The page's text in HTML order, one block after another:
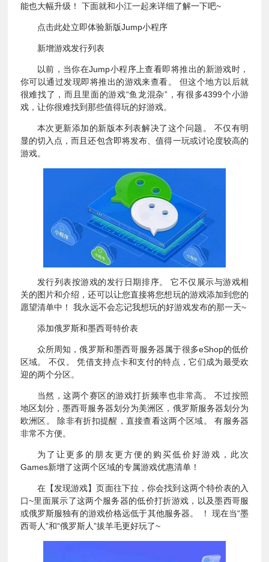
能也大幅升级！ 下面就和小江一起来详细了解一下吧~
点击此处立即体验新版Jump小程序
新增游戏发行列表
以前，当你在Jump小程序上查看即将推出的新游戏时，
你可以通过发现即将推出的游戏来查看。 但这个地方以后就
很难找了，而且里面的游戏“鱼龙混杂”，有很多4399个小游
戏，让你很难找到那些值得玩的好游戏。
本次更新添加的新版本列表解决了这个问题。 不仅有明
显的切入点，而且还包含即将发布、值得一玩或讨论度较高的
游戏。
发行列表按游戏的发行日期排序。 它不仅展示与游戏相
关的图片和介绍，还可以让您直接将您想玩的游戏添加到您的
愿望清单中！ 我永远不会忘记我想玩的好游戏发布的那一天~
添加俄罗斯和墨西哥特价表
众所周知，俄罗斯和墨西哥服务器属于很多eShop的低价
区域。 不仅。 凭借支持点卡和支付的特点，它们成为最受欢
迎的两个分区。
当然，这两个赛区的游戏打折频率也非常高。 不过按照
地区划分，墨西哥服务器划分为美洲区，俄罗斯服务器划分为
欧洲区。 除非有折扣提醒，直接查看这两个区域。 有服务器
非常不方便。
为了让更多的朋友更方便的购买低价好游戏，此次
Games新增了这两个区域的专属游戏优惠清单！
在【发现游戏】页面往下拉，你会找到这两个特价表的入
口~里面展示了这两个服务器的低价打折游戏，以及墨西哥服
或俄罗斯服独有的游戏价格远低于其他服务器。 ！ 现在当“墨
西哥人”和“俄罗斯人”拔羊毛更好玩了~